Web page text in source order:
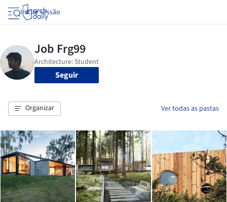
Iniciar sessão
Seguir
Organizar Ver todas as pastas